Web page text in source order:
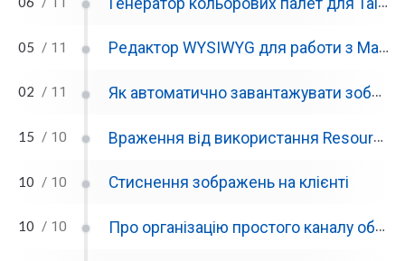
05 / 11 Редактор WYSIWYG для работи з Markdown та бібліотеки для обробки Markdown
02 / 11 Як автоматично завантажувати зображення в редактор Tiptap при вставці
15 / 10 Враження від використання Resources, Observers в Laravel та їх використання для пришвидшення завантаження контенту в SPA
10 / 10 Стиснення зображень на клієнті
10 / 10 Про організацію простого каналу обміну повідомленнями між модулями на сторінці